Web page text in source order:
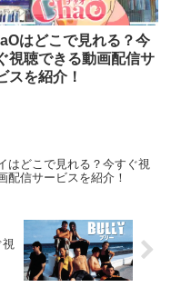
はどこで見れる？今
視聴できる動画配信サ
スを紹介！
はどこで見れる？今すぐ視
配信サービスを紹介！